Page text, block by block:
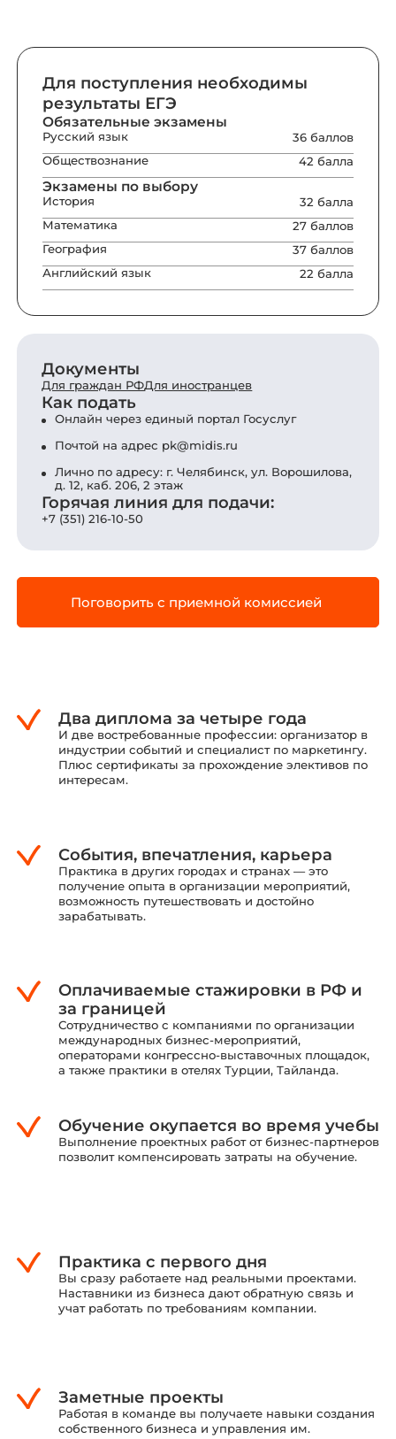
Для поступления необходимы
результаты ЕГЭ
Обязательные экзамены
Русский язык
36 баллов
Обществознание
42 балла
Экзамены по выбору
История
32 балла
Математика
27 баллов
География
37 баллов
Английский язык
22 балла
Документы
Для граждан РФДля иностранцев
Как подать
Онлайн через единый портал Госуслуг
Почтой на адрес pk@midis.ru
Лично по адресу: г. Челябинск, ул. Ворошилова,
д. 12, каб. 206, 2 этаж
Горячая линия для подачи:
+7 (351) 216-10-50
Поговорить с приемной комиссией
Два диплома за четыре года
И две востребованные профессии: организатор в
индустрии событий и специалист по маркетингу.
Плюс сертификаты за прохождение элективов по
интересам.
События, впечатления, карьера
Практика в других городах и странах — это
получение опыта в организации мероприятий,
возможность путешествовать и достойно
зарабатывать.
Оплачиваемые стажировки в РФ и
за границей
Сотрудничество с компаниями по организации
международных бизнес-мероприятий,
операторами конгрессно-выставочных площадок,
а также практики в отелях Турции, Тайланда.
Обучение окупается во время учебы
Выполнение проектных работ от бизнес-партнеров
позволит компенсировать затраты на обучение.
Практика с первого дня
Вы сразу работаете над реальными проектами.
Наставники из бизнеса дают обратную связь и
учат работать по требованиям компании.
Заметные проекты
Работая в команде вы получаете навыки создания
собственного бизнеса и управления им.